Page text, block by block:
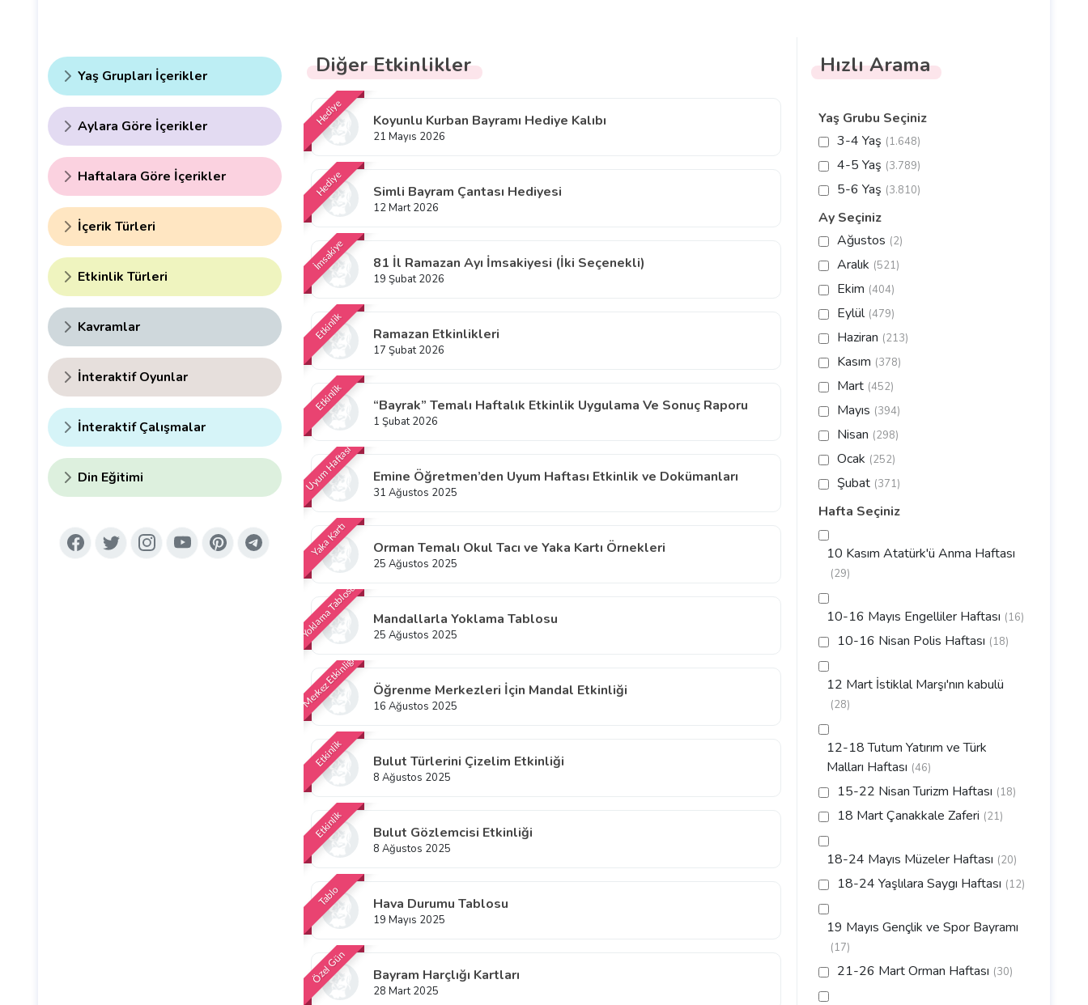
Yaş Grupları İçerikler
Aylara Göre İçerikler
Haftalara Göre İçerikler
İçerik Türleri
Etkinlik Türleri
Kavramlar
İnteraktif Oyunlar
İnteraktif Çalışmalar
Din Eğitimi
Diğer Etkinlikler
Hediye Koyunlu Kurban Bayramı Hediye Kalıbı
21 Mayıs 2026
Hediye Simli Bayram Çantası Hediyesi
12 Mart 2026
İmsakiye 81 İl Ramazan Ayı İmsakiyesi (İki Seçenekli)
19 Şubat 2026
Etkinlik Ramazan Etkinlikleri
17 Şubat 2026
Etkinlik “Bayrak” Temalı Haftalık Etkinlik Uygulama Ve Sonuç Raporu
1 Şubat 2026
Uyum Haftası Emine Öğretmen’den Uyum Haftası Etkinlik ve Dokümanları
31 Ağustos 2025
Yaka Kartı Orman Temalı Okul Tacı ve Yaka Kartı Örnekleri
25 Ağustos 2025
Yoklama Tablosu Mandallarla Yoklama Tablosu
25 Ağustos 2025
Merkez Etkinliği Öğrenme Merkezleri İçin Mandal Etkinliği
16 Ağustos 2025
Etkinlik Bulut Türlerini Çizelim Etkinliği
8 Ağustos 2025
Etkinlik Bulut Gözlemcisi Etkinliği
8 Ağustos 2025
Tablo Hava Durumu Tablosu
19 Mayıs 2025
Özel Gün Bayram Harçlığı Kartları
28 Mart 2025
Hızlı Arama
Yaş Grubu Seçiniz
3-4 Yaş (1.648)
4-5 Yaş (3.789)
5-6 Yaş (3.810)
Ay Seçiniz
Ağustos (2)
Aralık (521)
Ekim (404)
Eylül (479)
Haziran (213)
Kasım (378)
Mart (452)
Mayıs (394)
Nisan (298)
Ocak (252)
Şubat (371)
Hafta Seçiniz
10 Kasım Atatürk'ü Anma Haftası
(29)
10-16 Mayıs Engelliler Haftası (16)
10-16 Nisan Polis Haftası (18)
12 Mart İstiklal Marşı'nın kabulü
(28)
12-18 Tutum Yatırım ve Türk
Malları Haftası (46)
15-22 Nisan Turizm Haftası (18)
18 Mart Çanakkale Zaferi (21)
18-24 Mayıs Müzeler Haftası (20)
18-24 Yaşlılara Saygı Haftası (12)
19 Mayıs Gençlik ve Spor Bayramı
(17)
21-26 Mart Orman Haftası (30)